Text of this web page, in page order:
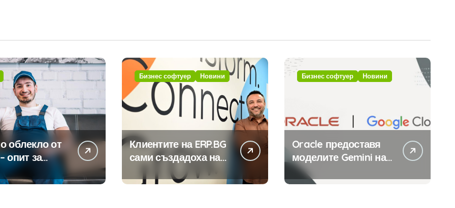
облекло от
опит за
на
Бизнес софтуер Новини
Клиентите на ERP.BG
сами създадоха над
ERP системата с
Бизнес софтуер Новини
Oracle предоставя
моделите Gemini на
Google на хиляди
клиенти на бизнес